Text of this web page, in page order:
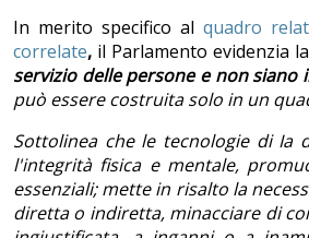
In merito specifico al quadro
correlate, il Parlamento evidenzia la
servizio delle persone e non
può essere costruita solo in un
Sottolinea che le tecnologie di Ia
l'integrità fisica e mentale,
essenziali; mette in risalto la
diretta o indiretta, minacciare di